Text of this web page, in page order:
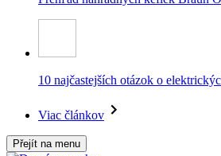
10 najčastejších otázok o
Viac článkov
Přejít na menu